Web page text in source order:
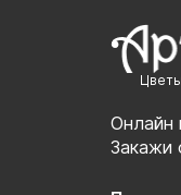
Онлайн
Закажи